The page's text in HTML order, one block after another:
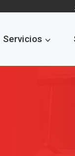
Servicios